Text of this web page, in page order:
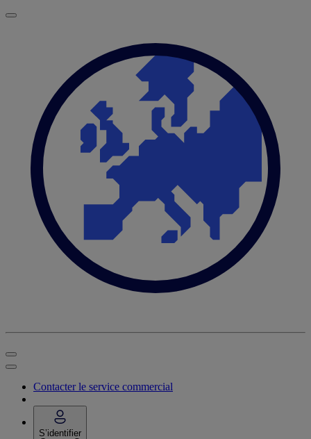
Contacter le service commercial
S’identifier